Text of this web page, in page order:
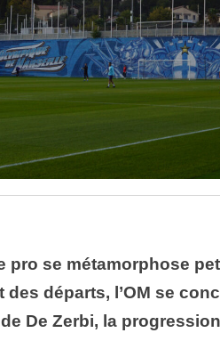
pro se métamorphose
départs, l’OM se
De Zerbi, la